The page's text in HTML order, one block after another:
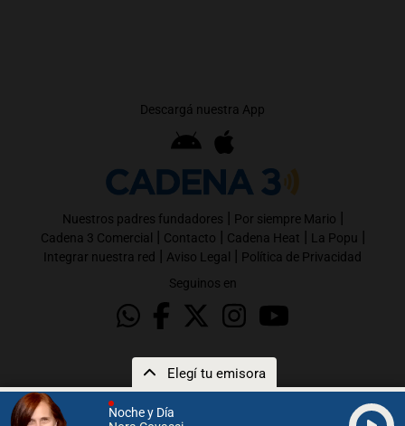
Noche y Día
Elegí tu emisora
Descargá nuestra App
Nuestros padres fundadores | Por siempre Mario |
Cadena 3 Comercial | Contacto | Cadena Heat | La Popu |
Integrar nuestra red | Aviso Legal | Política de Privacidad
Seguinos en